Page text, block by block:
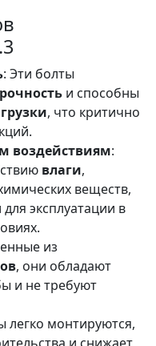
: Эти болты
и способны
, что критично
воздействиям:
влаги,
веществ,
эксплуатации в
из
, они обладают
и не требуют
легко монтируются,